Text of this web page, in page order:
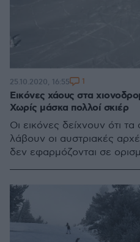
Εικόνες χάους στα
Χωρίς μάσκα πολλοί σκιέρ
Οι εικόνες δείχνουν ότι
λάβουν οι αυστριακές
δεν εφαρμόζονται σε
25.10.2020, 16:55 1